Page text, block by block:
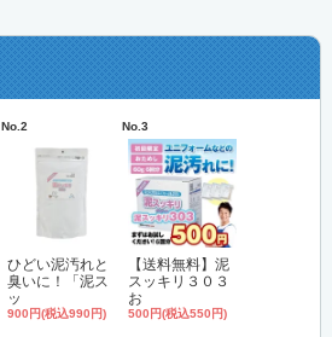
No.2
ひどい泥汚れと
臭いに！「泥ス
ッ
900円(税込990円)
No.3
【送料無料】泥
スッキリ３０３
お
500円(税込550円)